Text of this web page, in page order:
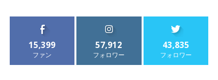
15,399
ファン
57,912
フォロワー
43,835
フォロワー